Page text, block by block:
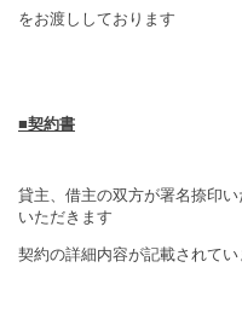
をお渡ししております
■契約書
貸主、借主の双方が署名捺印
いただきます
契約の詳細内容が記載されてい